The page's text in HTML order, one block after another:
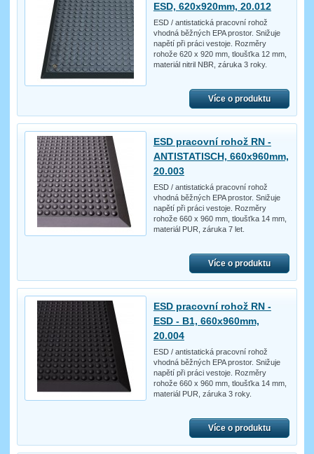
ESD, 620x920mm, 20.012
ESD / antistatická pracovní rohož
vhodná běžných EPA prostor. Snižuje
napětí při práci vestoje. Rozměry
rohože 620 x 920 mm, tloušťka 12 mm,
materiál nitril NBR, záruka 3 roky.
Více o produktu
ESD pracovní rohož RN -
ANTISTATISCH, 660x960mm,
20.003
ESD / antistatická pracovní rohož
vhodná běžných EPA prostor. Snižuje
napětí při práci vestoje. Rozměry
rohože 660 x 960 mm, tloušťka 14 mm,
materiál PUR, záruka 7 let.
Více o produktu
ESD pracovní rohož RN -
ESD - B1, 660x960mm,
20.004
ESD / antistatická pracovní rohož
vhodná běžných EPA prostor. Snižuje
napětí při práci vestoje. Rozměry
rohože 660 x 960 mm, tloušťka 14 mm,
materiál PUR, záruka 3 roky.
Více o produktu